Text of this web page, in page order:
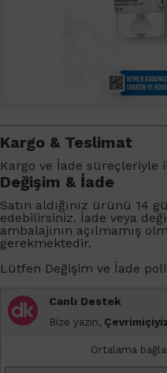
Kargo & Teslimat
Kargo ve İade süreçleriyle
Değişim & İade
Satın aldığınız ürünü 14
edebilirsiniz. İade veya
ambalajının açılmamış
gerekmektedir.
Lütfen Değişim ve İade
Canlı Destek
Bize yazın,
Ortalama